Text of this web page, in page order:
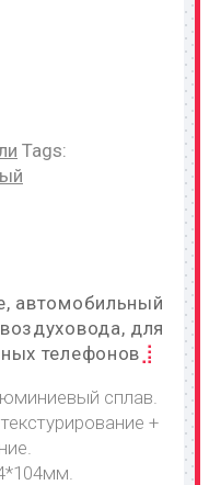
Tags:
автомобильный
для
телефонов
сплав.
+